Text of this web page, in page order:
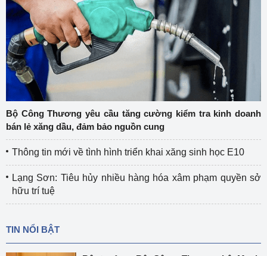
Bộ Công Thương yêu cầu tăng cường kiểm tra kinh doanh
bán lẻ xăng dầu, đảm bảo nguồn cung
Thông tin mới về tình hình triển khai xăng sinh học E10
Lạng Sơn: Tiêu hủy nhiều hàng hóa xâm phạm quyền sở
hữu trí tuệ
TIN NỔI BẬT